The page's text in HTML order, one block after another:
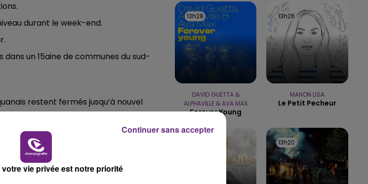
15h00 - 19h00
CHAMPAGNE FM
19h00 - 19h15
LA POP MACHINE - CHAMPAGNE FM
durant le week-end.
un 15aine de communes du sud-
restent fermés jusqu’à nouvel
13h28
13h28
DAVID GUETTA &
ALPHAVILLE & AVA MAX
Forever Young
13h26
13h26
MANON LISA
Le Petit Pecheur
13h20
13h20
vie privée est notre priorité
Continuer sans accepter